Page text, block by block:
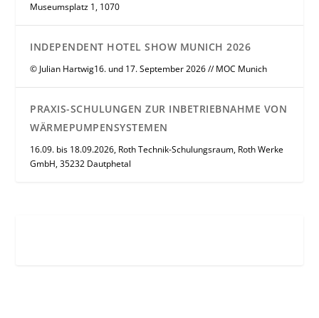
Museumsplatz 1, 1070
INDEPENDENT HOTEL SHOW MUNICH 2026
© Julian Hartwig16. und 17. September 2026 // MOC Munich
PRAXIS-SCHULUNGEN ZUR INBETRIEBNAHME VON
WÄRMEPUMPENSYSTEMEN
16.09. bis 18.09.2026, Roth Technik-Schulungsraum, Roth Werke
GmbH, 35232 Dautphetal